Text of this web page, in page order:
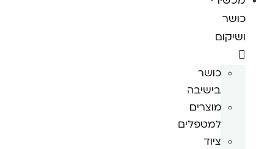
כושר
ושיקום
כושר
בישיבה
מוצרים
למטפלים
ציוד